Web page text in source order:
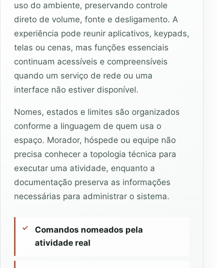
uso do ambiente, preservando controle
direto de volume, fonte e desligamento. A
experiência pode reunir aplicativos, keypads,
telas ou cenas, mas funções essenciais
continuam acessíveis e compreensíveis
quando um serviço de rede ou uma
interface não estiver disponível.
Nomes, estados e limites são organizados
conforme a linguagem de quem usa o
espaço. Morador, hóspede ou equipe não
precisa conhecer a topologia técnica para
executar uma atividade, enquanto a
documentação preserva as informações
necessárias para administrar o sistema.
Comandos nomeados pela
atividade real